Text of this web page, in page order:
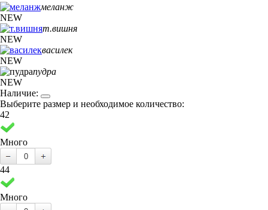
меланж
NEW
т.вишня
NEW
василек
NEW
пудра
NEW
Наличие:
Выберите размер и необходимое количество:
42
Много
44
Много